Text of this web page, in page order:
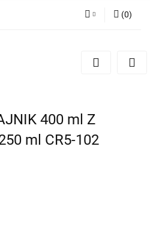
Zarejestruj się
(0)
400 ml Z
ml CR5-102